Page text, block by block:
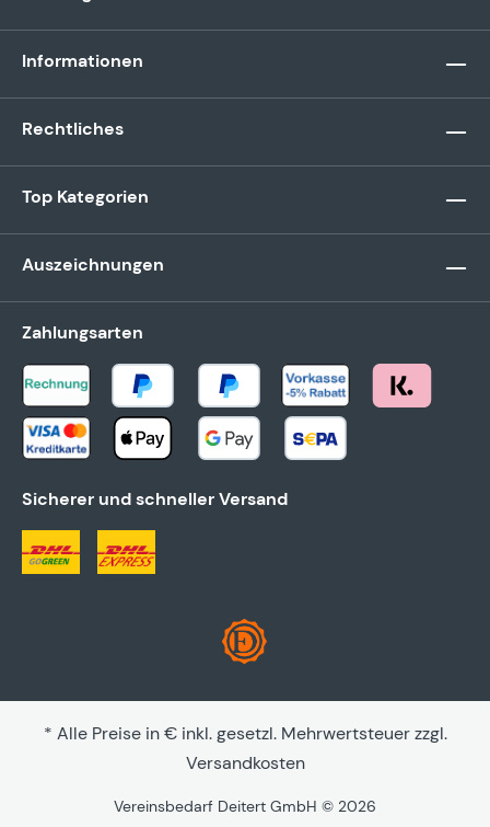
Informationen
Rechtliches
Top Kategorien
Auszeichnungen
Zahlungsarten
Sicherer und schneller Versand
* Alle Preise in € inkl. gesetzl. Mehrwertsteuer zzgl.
Versandkosten
Vereinsbedarf Deitert GmbH © 2026